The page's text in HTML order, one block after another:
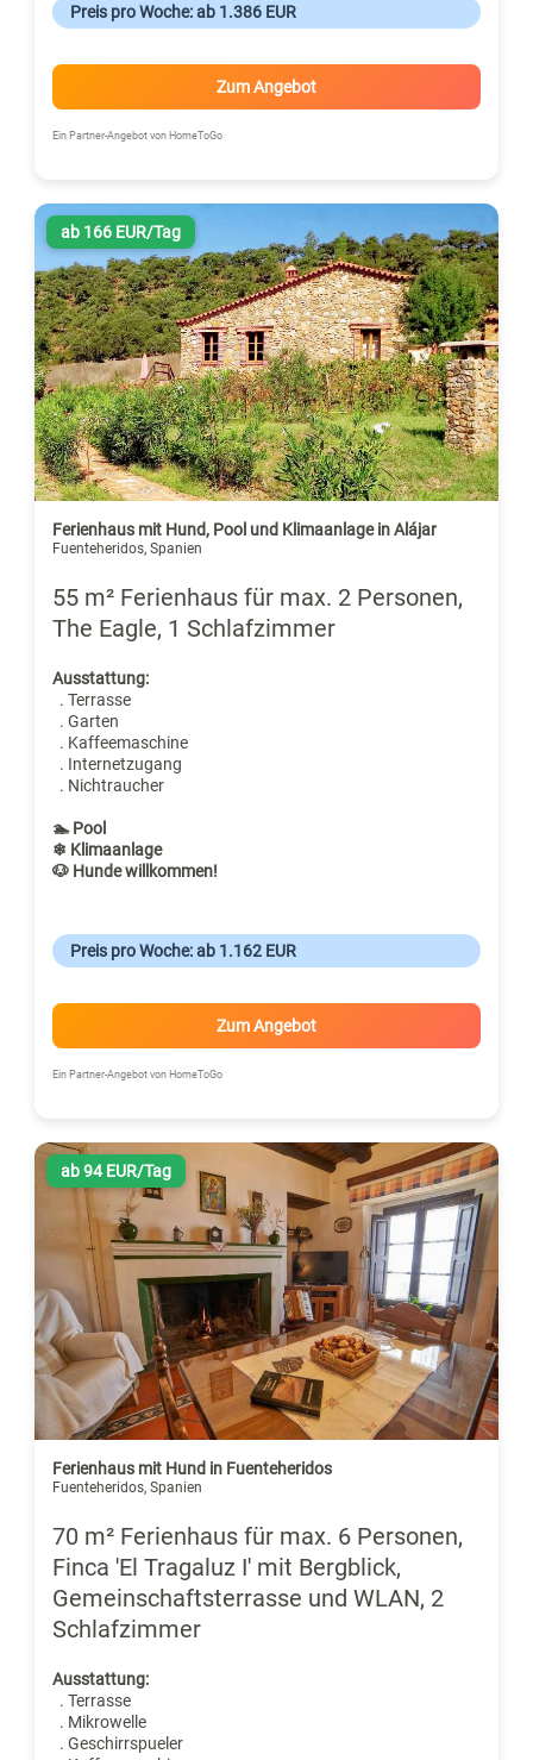
Preis pro Woche: ab 1.386 EUR
Zum Angebot
Ein Partner-Angebot von HomeToGo
ab 166 EUR/Tag
Ferienhaus mit Hund, Pool und Klimaanlage in Alájar
Fuenteheridos, Spanien
55 m² Ferienhaus für max. 2 Personen,
The Eagle, 1 Schlafzimmer
Ausstattung:
. Terrasse
. Garten
. Kaffeemaschine
. Internetzugang
. Nichtraucher
🏊 Pool
❄ Klimaanlage
🐶 Hunde willkommen!
Preis pro Woche: ab 1.162 EUR
Zum Angebot
Ein Partner-Angebot von HomeToGo
ab 94 EUR/Tag
Ferienhaus mit Hund in Fuenteheridos
Fuenteheridos, Spanien
70 m² Ferienhaus für max. 6 Personen,
Finca 'El Tragaluz I' mit Bergblick,
Gemeinschaftsterrasse und WLAN, 2
Schlafzimmer
Ausstattung:
. Terrasse
. Mikrowelle
. Geschirrspueler